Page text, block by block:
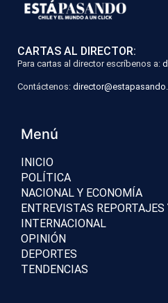
CARTAS AL DIRECTOR:
Para cartas al director escríbenos a:
Contáctenos:
Menú
INICIO
POLÍTICA
NACIONAL Y ECONOMÍA
ENTREVISTAS
INTERNACIONAL
OPINIÓN
DEPORTES
TENDENCIAS